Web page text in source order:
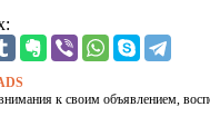
к своим объявлением,